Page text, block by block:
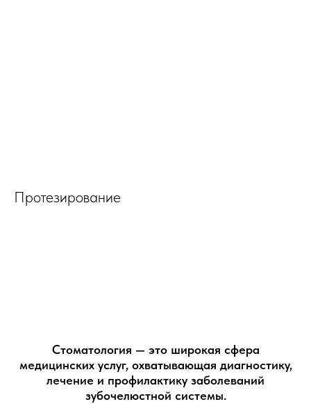
Протезирование
Стоматология — это широкая сфера
медицинских услуг, охватывающая диагностику,
лечение и профилактику заболеваний
зубочелюстной системы.